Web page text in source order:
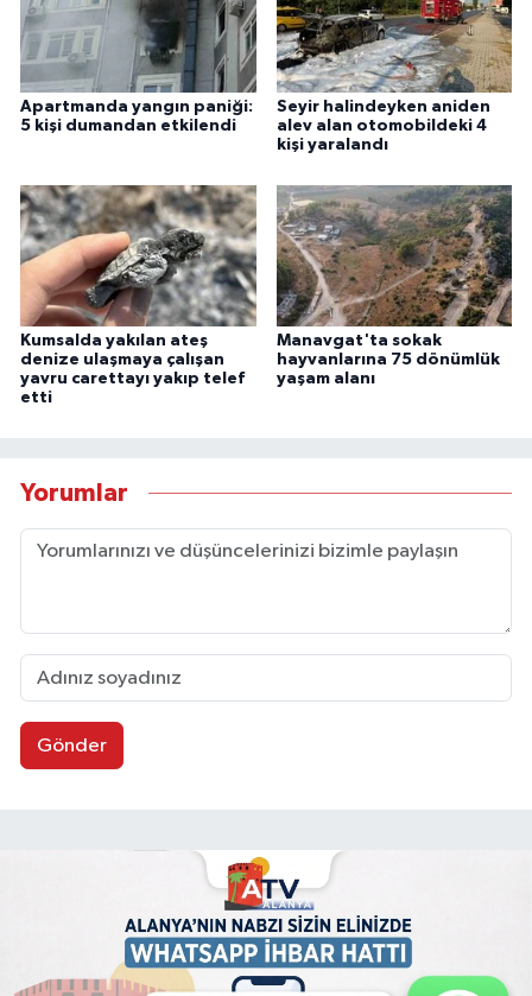
Apartmanda yangın paniği:
5 kişi dumandan etkilendi
Seyir halindeyken aniden
alev alan otomobildeki 4
kişi yaralandı
Kumsalda yakılan ateş
denize ulaşmaya çalışan
yavru carettayı yakıp telef
etti
Manavgat'ta sokak
hayvanlarına 75 dönümlük
yaşam alanı
Yorumlar
Gönder